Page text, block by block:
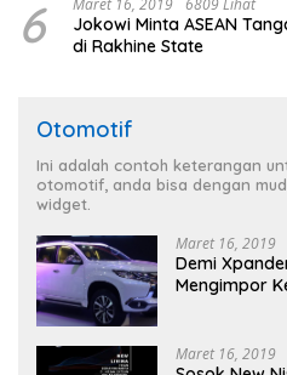
6 Maret 16, 2019 6809 Lihat
Jokowi Minta ASEAN
di Rakhine State
Otomotif
Ini adalah contoh keterangan
otomotif, anda bisa dengan
widget.
Maret 16, 2019
Demi
Mengimpor
Maret 16, 2019